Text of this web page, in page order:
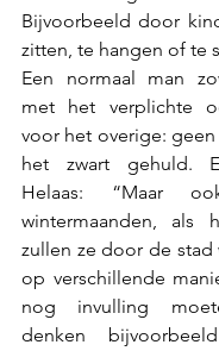
Bijvoorbeeld door
zitten, te hangen of te
Een normaal man
met het verplichte
voor het overige: geen
het zwart gehuld.
Helaas: “Maar
wintermaanden,
zullen ze door de
op verschillende
nog invulling
denken